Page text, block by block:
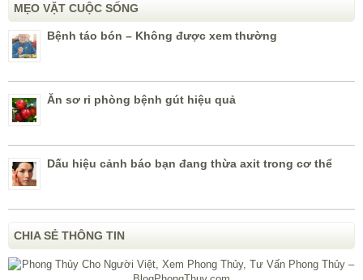
MẸO VẶT CUỘC SỐNG
Bệnh táo bón – Không được xem thường
Ăn sơ ri phòng bệnh gút hiệu quả
Dấu hiệu cảnh báo bạn đang thừa axit trong cơ thể
CHIA SẺ THÔNG TIN